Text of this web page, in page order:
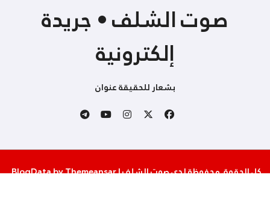
صوت الشلف • جريدة
إلكترونية
بشعار للحقيقة عنوان
كل الحقوق محفوظة لدى صوت الشلف|
BlogDatabyThemeansar
.